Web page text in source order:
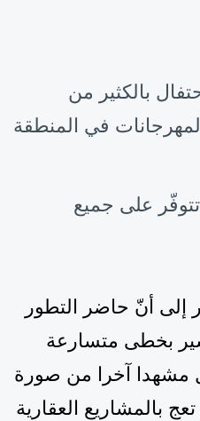
بالكثير من
في المنطقة
على جميع
إلى أنّ حاضر
التطور
بخطى متسارعة
مشهدا آخرا من صورة
بالمشاريع العقارية